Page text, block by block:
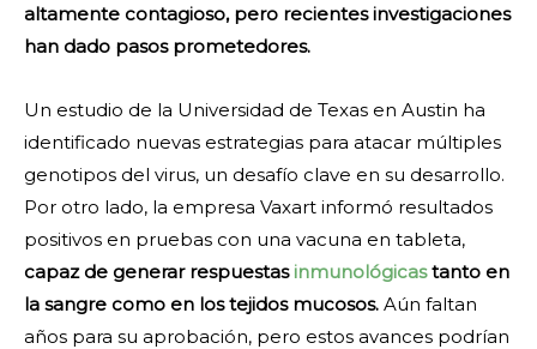
altamente contagioso, pero recientes investigaciones
han dado pasos prometedores.
Un estudio de la Universidad de Texas en Austin ha
identificado nuevas estrategias para atacar múltiples
genotipos del virus, un desafío clave en su desarrollo.
Por otro lado, la empresa Vaxart informó resultados
positivos en pruebas con una vacuna en tableta,
capaz de generar respuestas inmunológicastanto en
la sangre como en los tejidos mucosos. Aún faltan
años para su aprobación, pero estos avances podrían